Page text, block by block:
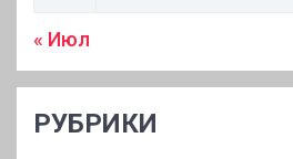
« Июл
РУБРИКИ